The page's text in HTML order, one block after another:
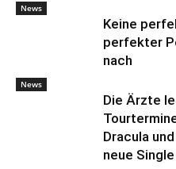
News
Keine
perfekter
nach
News
Die Ärzte
Dracula
neue Single